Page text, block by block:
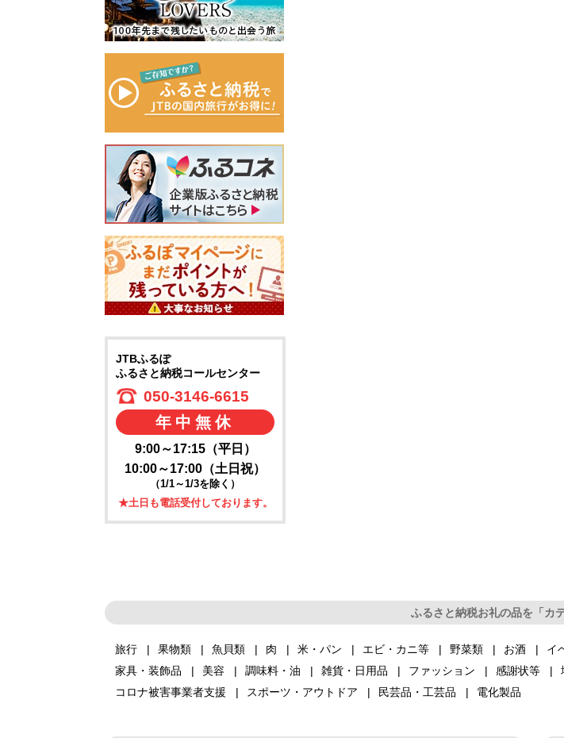
JTBふるぽ
ふるさと納税コールセンター
050-3146-6615
年中無休
9:00～17:15（平日）
10:00～17:00（土日祝）
（1/1～1/3を除く）
★土日も電話受付しております。
ふるさと納税お礼の品を「カ
旅行 果物類 魚貝類 肉 米・パン エビ・カニ等 野菜類 お酒 イ
家具・装飾品
美容 調味料・油 雑貨・日用品 ファッション 感謝状等
コロナ被害事業者支援
スポーツ・アウトドア 民芸品・工芸品 電化製品